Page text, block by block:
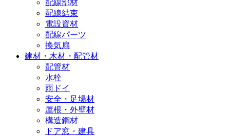
配線部材
配線結束
電設資材
配線パーツ
換気扇
建材・木材・配管材
配管材
水栓
雨ドイ
安全・足場材
屋根・外壁材
構造鋼材
ドア窓・建具